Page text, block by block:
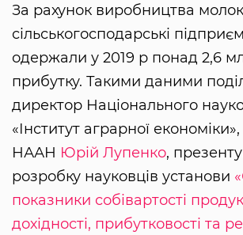
За рахунок виробництва
сільськогосподарські
одержали у 2019 р понад 2,6
прибутку. Такими даними
директор Національного
«Інститут аграрної
НААН Юрій Лупенко,
розробку науковців установи
показники собівартості
дохідності, прибутковості та